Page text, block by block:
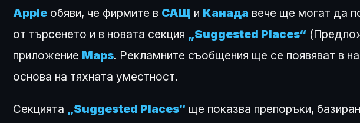
Apple обяви, че фирмите в САЩ и Канада вече ще могат да
от търсенето и в новата секция „Suggested Places“
приложение Maps. Рекламните съобщения ще се появяват в
основа на тяхната уместност.
Секцията „Suggested Places“ ще показва препоръки,